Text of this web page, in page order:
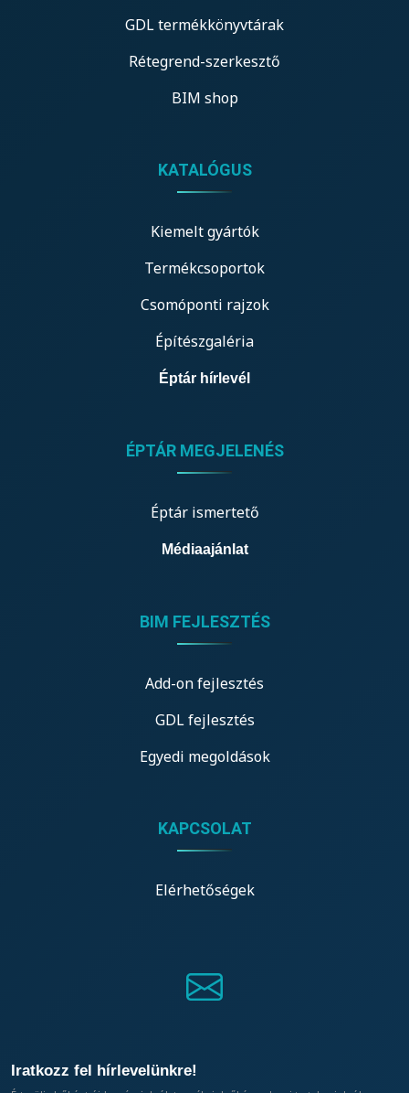
GDL termékkönyvtárak
Rétegrend-szerkesztő
BIM shop
KATALÓGUS
Kiemelt gyártók
Termékcsoportok
Csomóponti rajzok
Építészgaléria
Éptár hírlevél
ÉPTÁR MEGJELENÉS
Éptár ismertető
Médiaajánlat
BIM FEJLESZTÉS
Add-on fejlesztés
GDL fejlesztés
Egyedi megoldások
KAPCSOLAT
Elérhetőségek
Iratkozz fel hírlevelünkre!